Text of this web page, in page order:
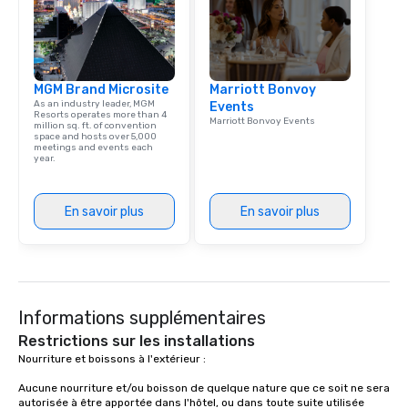
MGM Brand Microsite
As an industry leader, MGM
Resorts operates more than 4
million sq. ft. of convention
space and hosts over 5,000
meetings and events each
year.
En savoir plus
Marriott Bonvoy
Events
Marriott Bonvoy Events
En savoir plus
Informations supplémentaires
Restrictions sur les installations
Nourriture et boissons à l'extérieur :
Aucune nourriture et/ou boisson de quelque nature que ce soit ne sera
autorisée à être apportée dans l'hôtel, ou dans toute suite utilisée